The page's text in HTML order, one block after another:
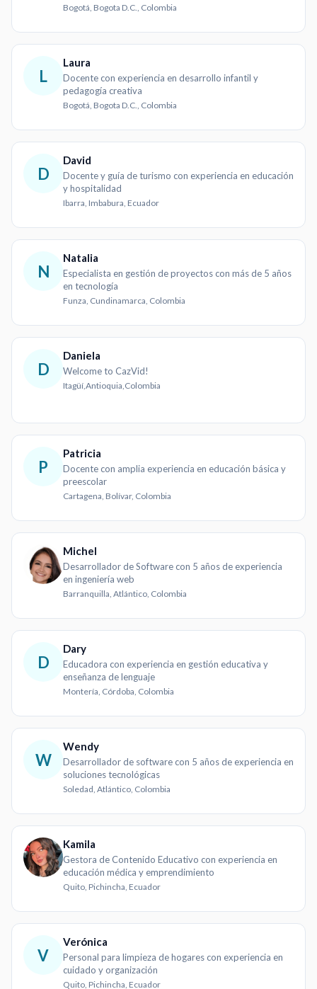
Bogotá, Bogota D.C., Colombia
L
Laura
Docente con experiencia en desarrollo infantil y
pedagogía creativa
Bogotá, Bogota D.C., Colombia
D
David
Docente y guía de turismo con experiencia en educación
y hospitalidad
Ibarra, Imbabura, Ecuador
N
Natalia
Especialista en gestión de proyectos con más de 5 años
en tecnología
Funza, Cundinamarca, Colombia
D
Daniela
Welcome to CazVid!
Itagüí,Antioquia,Colombia
P
Patricia
Docente con amplia experiencia en educación básica y
preescolar
Cartagena, Bolívar, Colombia
Michel
Desarrollador de Software con 5 años de experiencia
en ingeniería web
Barranquilla, Atlántico, Colombia
D
Dary
Educadora con experiencia en gestión educativa y
enseñanza de lenguaje
Montería, Córdoba, Colombia
W
Wendy
Desarrollador de software con 5 años de experiencia en
soluciones tecnológicas
Soledad, Atlántico, Colombia
Kamila
Gestora de Contenido Educativo con experiencia en
educación médica y emprendimiento
Quito, Pichincha, Ecuador
V
Verónica
Personal para limpieza de hogares con experiencia en
cuidado y organización
Quito, Pichincha, Ecuador